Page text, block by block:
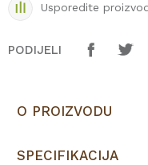
Usporedite
PODIJELI
O PROIZVODU
SPECIFIKACIJA